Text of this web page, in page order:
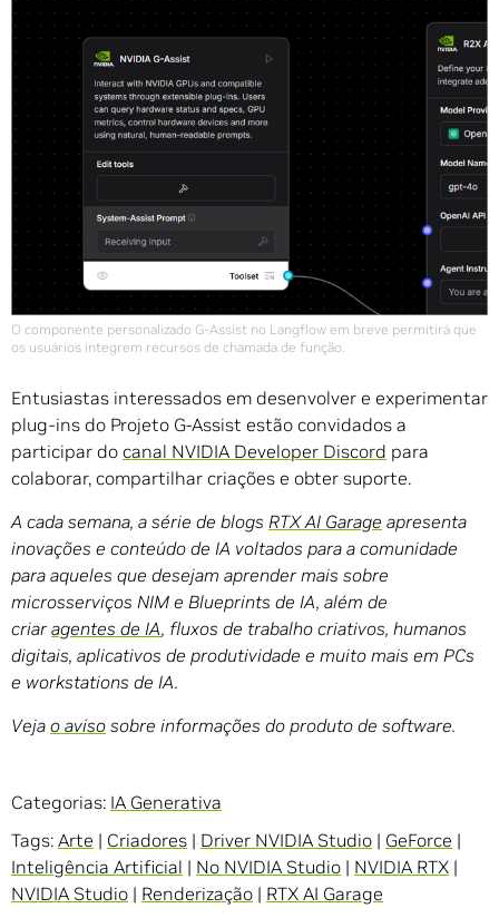
O componente personalizado G-Assist no Langflow em breve permitirá que
os usuários integrem recursos de chamada de função.
Entusiastas interessados ​​em desenvolver e experimentar
plug-ins do Projeto G-Assist estão convidados a
participar do canal NVIDIA Developer Discord para
colaborar, compartilhar criações e obter suporte.
A cada semana, a série de blogs RTX AI Garage apresenta
inovações e conteúdo de IA voltados para a comunidade
para aqueles que desejam aprender mais sobre
microsserviços NIM e Blueprints de IA, além de
criaragentes de IA, fluxos de trabalho criativos, humanos
digitais, aplicativos de produtividade e muito mais em PCs
e workstations de IA.
Veja o aviso sobre informações do produto de software.
Categorias: IA Generativa
Tags: Arte | Criadores | Driver NVIDIA Studio | GeForce |
Inteligência Artificial | No NVIDIA Studio | NVIDIA RTX |
NVIDIA Studio | Renderização | RTX AI Garage